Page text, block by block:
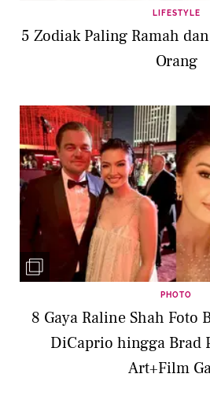
LIFESTYLE
5 Zodiak Paling Ramah
Orang
PHOTO
8 Gaya Raline Shah Foto
DiCaprio hingga Brad
Art+Film